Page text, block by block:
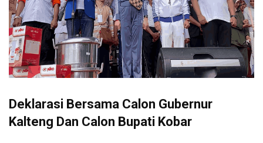
Deklarasi Bersama Calon Gubernur
Kalteng Dan Calon Bupati Kobar